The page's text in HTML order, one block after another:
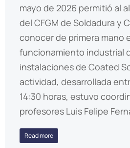
mayo de 2026 permitió al
del CFGM de Soldadura y
conocer de primera mano
funcionamiento industrial
instalaciones de Coated
actividad, desarrollada
14:30 horas, estuvo
profesores Luis Felipe
Read more